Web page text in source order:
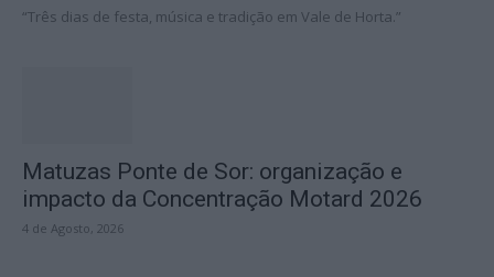
“Três dias de festa, música e tradição em Vale de Horta.”
Matuzas Ponte de Sor: organização e
impacto da Concentração Motard 2026
4 de Agosto, 2026